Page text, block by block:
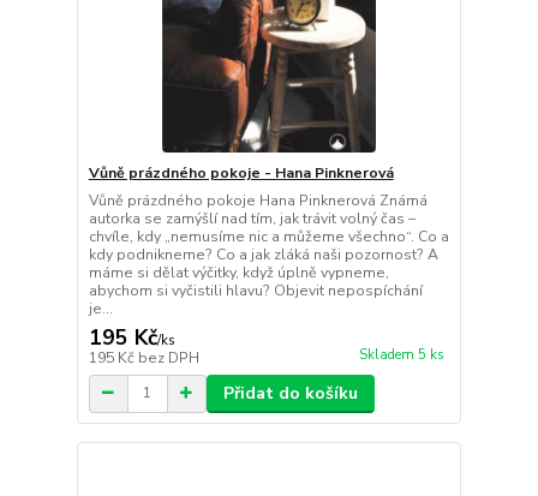
Vůně prázdného pokoje - Hana Pinknerová
Vůně prázdného pokoje Hana Pinknerová Známá
autorka se zamýšlí nad tím, jak trávit volný čas –
chvíle, kdy „nemusíme nic a můžeme všechno“. Co a
kdy podnikneme? Co a jak zláká naši pozornost? A
máme si dělat výčitky, když úplně vypneme,
abychom si vyčistili hlavu? Objevit nepospíchání
je...
195 Kč/ks
195 Kč bez DPH Skladem 5 ks
Přidat do košíku